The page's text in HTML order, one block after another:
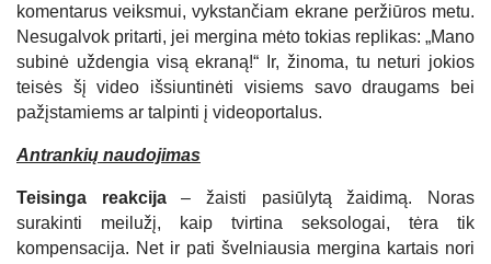
komentarus veiksmui, vykstančiam ekrane peržiūros metu.
Nesugalvok pritarti, jei mergina mėto tokias replikas: „Mano
subinė uždengia visą ekraną!“ Ir, žinoma, tu neturi jokios
teisės šį video išsiuntinėti visiems savo draugams bei
pažįstamiems ar talpinti į videoportalus.
Antrankių naudojimas
Teisinga reakcija– žaisti pasiūlytą žaidimą. Noras
surakinti meilužį, kaip tvirtina seksologai, tėra tik
kompensacija. Net ir pati švelniausia mergina kartais nori